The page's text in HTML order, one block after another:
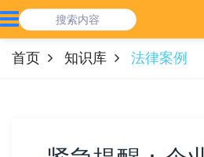
首页 知识库 法律案例